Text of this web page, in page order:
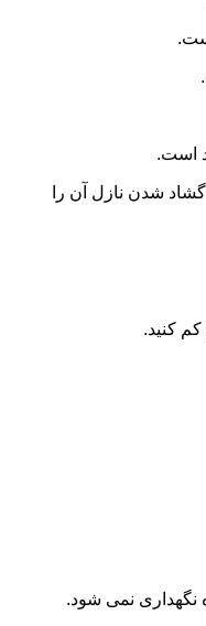
است.
شدن نازل آن را
کنید.